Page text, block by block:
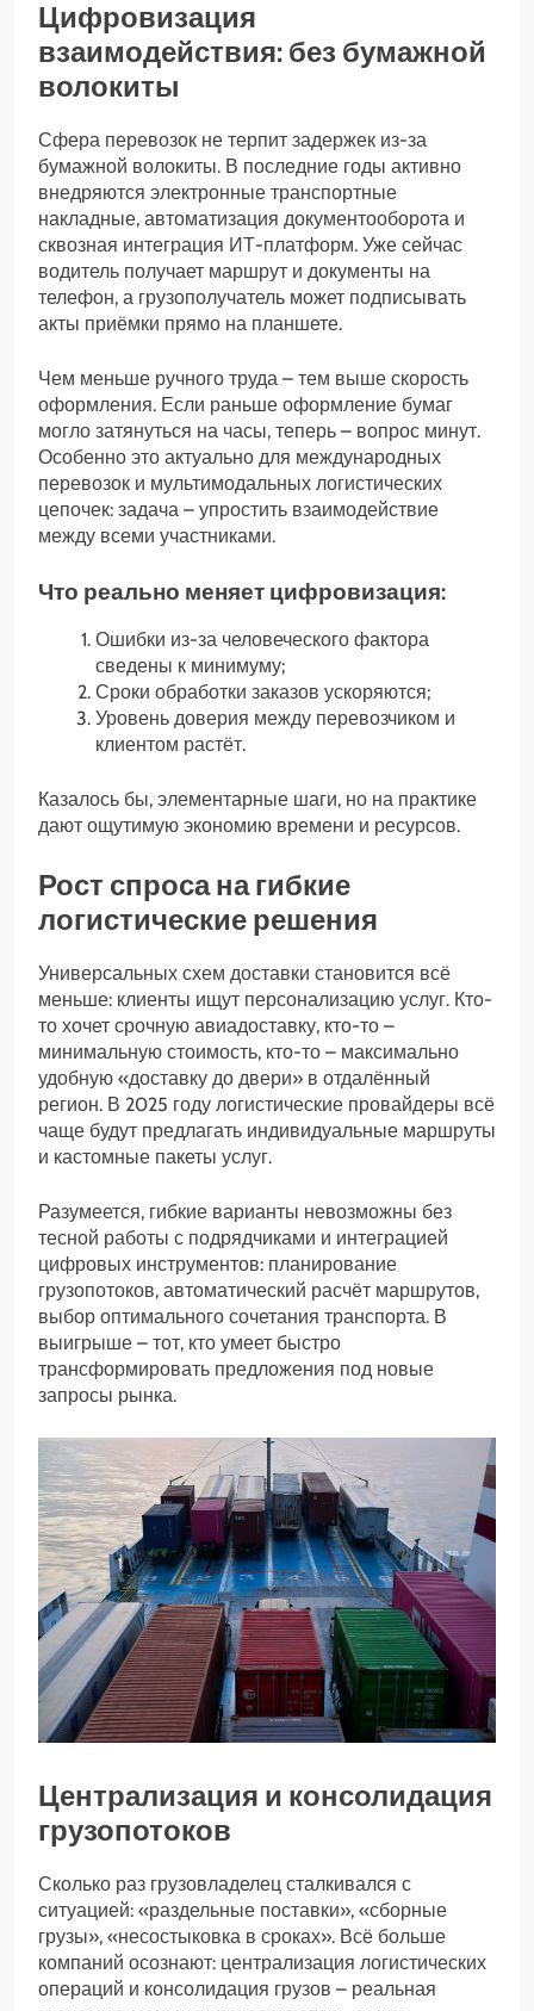
Цифровизация
взаимодействия: без бумажной
волокиты
Сфера перевозок не терпит задержек из-за
бумажной волокиты. В последние годы активно
внедряются электронные транспортные
накладные, автоматизация документооборота и
сквозная интеграция ИТ-платформ. Уже сейчас
водитель получает маршрут и документы на
телефон, а грузополучатель может подписывать
акты приёмки прямо на планшете.
Чем меньше ручного труда – тем выше скорость
оформления. Если раньше оформление бумаг
могло затянуться на часы, теперь – вопрос минут.
Особенно это актуально для международных
перевозок и мультимодальных логистических
цепочек: задача – упростить взаимодействие
между всеми участниками.
Что реально меняет цифровизация:
Ошибки из-за человеческого фактора
сведены к минимуму;
Сроки обработки заказов ускоряются;
Уровень доверия между перевозчиком и
клиентом растёт.
Казалось бы, элементарные шаги, но на практике
дают ощутимую экономию времени и ресурсов.
Рост спроса на гибкие
логистические решения
Универсальных схем доставки становится всё
меньше: клиенты ищут персонализацию услуг. Кто-
то хочет срочную авиадоставку, кто-то –
минимальную стоимость, кто-то – максимально
удобную «доставку до двери» в отдалённый
регион. В 2025 году логистические провайдеры всё
чаще будут предлагать индивидуальные маршруты
и кастомные пакеты услуг.
Разумеется, гибкие варианты невозможны без
тесной работы с подрядчиками и интеграцией
цифровых инструментов: планирование
грузопотоков, автоматический расчёт маршрутов,
выбор оптимального сочетания транспорта. В
выигрыше – тот, кто умеет быстро
трансформировать предложения под новые
запросы рынка.
Централизация и консолидация
грузопотоков
Сколько раз грузовладелец сталкивался с
ситуацией: «раздельные поставки», «сборные
грузы», «несостыковка в сроках». Всё больше
компаний осознают: централизация логистических
операций и консолидация грузов – реальная